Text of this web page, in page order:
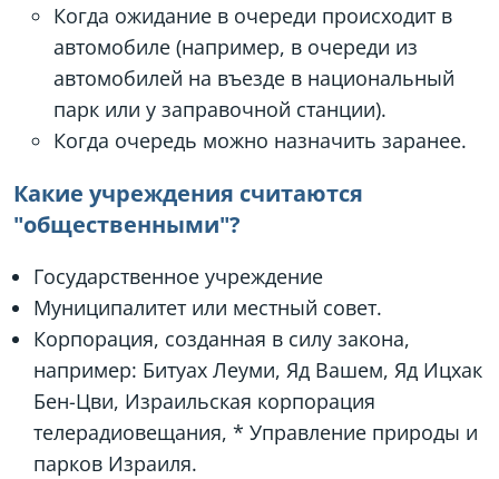
Когда ожидание в очереди происходит в
автомобиле (например, в очереди из
автомобилей на въезде в национальный
парк или у заправочной станции).
Когда очередь можно назначить заранее.
Какие учреждения считаются
"общественными"?
Государственное учреждение
Муниципалитет или местный совет.
Корпорация, созданная в силу закона,
например: Битуах Леуми, Яд Вашем, Яд Ицхак
Бен-Цви, Израильская корпорация
телерадиовещания, * Управление природы и
парков Израиля.